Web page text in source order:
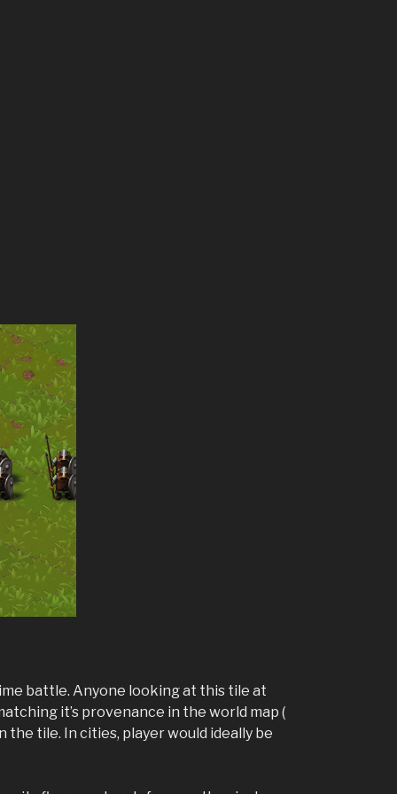
battle. Anyone looking at this tile at
it’s provenance in the world map (
tile. In cities, player would ideally be